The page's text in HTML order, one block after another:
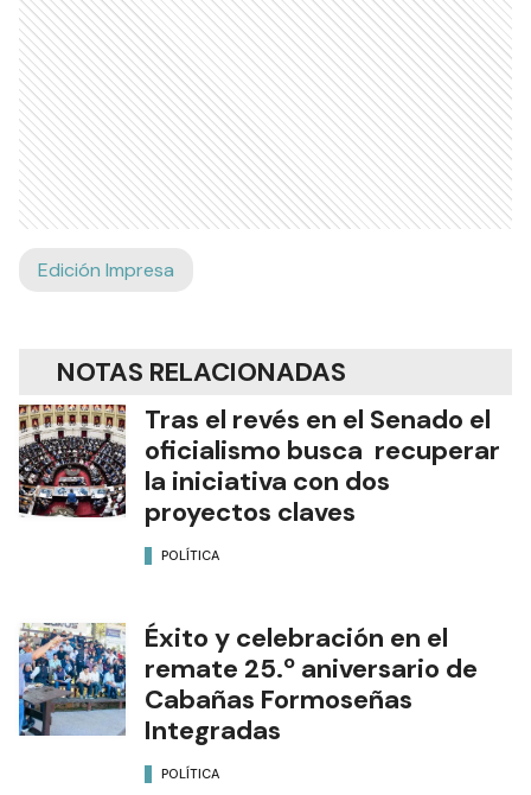
Edición Impresa
NOTAS RELACIONADAS
Tras el revés en el Senado el
oficialismo busca recuperar
la iniciativa con dos
proyectos claves
POLÍTICA
Éxito y celebración en el
remate 25.º aniversario de
Cabañas Formoseñas
Integradas
POLÍTICA